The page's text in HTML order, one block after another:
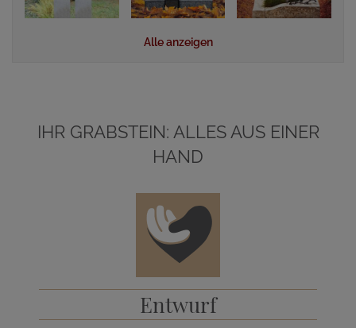
Alle anzeigen
IHR GRABSTEIN: ALLES AUS EINER
HAND
Entwurf